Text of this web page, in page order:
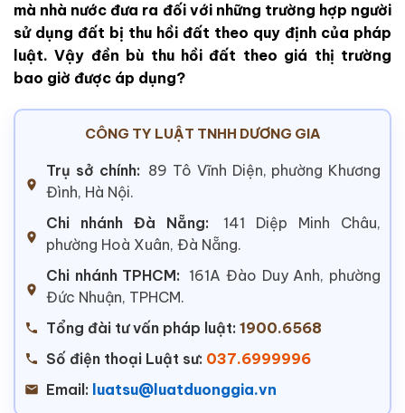
mà nhà nước đưa ra đối với những trường hợp người
sử dụng đất bị thu hồi đất theo quy định của pháp
luật. Vậy đền bù thu hồi đất theo giá thị trường
bao giờ được áp dụng?
CÔNG TY LUẬT TNHH DƯƠNG GIA
Trụ sở chính: 89 Tô Vĩnh Diện, phường Khương
Đình, Hà Nội.
Chi nhánh Đà Nẵng:
141 Diệp Minh Châu,
phường Hoà Xuân, Đà Nẵng.
Chi nhánh TPHCM: 161A Đào Duy Anh, phường
Đức Nhuận, TPHCM.
Tổng đài tư vấn pháp luật: 1900.6568
Số điện thoại Luật sư: 037.6999996
Email: luatsu@luatduonggia.vn